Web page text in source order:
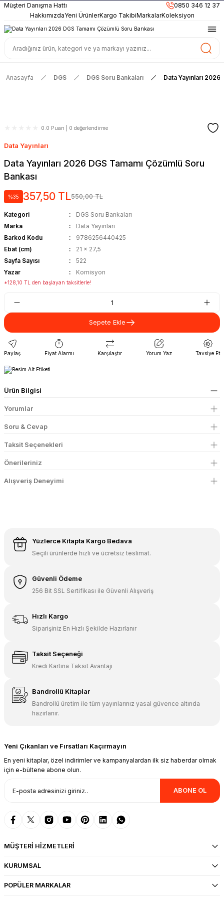
899TLve Üzeri Alışverişlerinizde
KARGO BEDAVA
Güncel ve Sınav Odaklı Kaynaklar
HakkımızdaYeni ÜrünlerKargo TakibiMarkalarKoleksiyon
Müşteri Danışma Hattı 0850 346 12 37
Anasayfa DGS DGS Soru Bankaları Data Yayınları 2026
0.0 Puan | 0 değerlendirme
Data Yayınları
Data Yayınları 2026 DGS Tamamı Çözümlü Soru
Bankası
%35 357,50 TL550,00 TL
Kategori
DGS Soru Bankaları
Marka
Data Yayınları
Barkod Kodu
9786256440425
Ebat (cm)
21 x 27,5
Sayfa Sayısı
522
Yazar
Komisyon
*128,10 TL den başlayan taksitlerle!
Sepete Ekle
Paylaş Fiyat Alarmı Karşılaştır Yorum Yaz Tavsiye Et
Ürün Bilgisi
Yorumlar
Soru & Cevap
Taksit Seçenekleri
Önerileriniz
Alışveriş Deneyimi
Yüzlerce Kitapta Kargo Bedava
Seçili ürünlerde hızlı ve ücretsiz teslimat.
Güvenli Ödeme
256 Bit SSL Sertifikası ile Güvenli Alışveriş
Hızlı Kargo
Siparişiniz En Hızlı Şekilde Hazırlanır
Taksit Seçeneği
Kredi Kartına Taksit Avantajı
Bandrollü Kitaplar
Bandrollü üretim ile tüm yayınlarınız yasal güvence altında
hazırlanır.
Yeni Çıkanları ve Fırsatları Kaçırmayın
En yeni kitaplar, özel indirimler ve kampanyalardan ilk siz haberdar olmak
için e-bültene abone olun.
ABONE OL
MÜŞTERİ HİZMETLERİ
KURUMSAL
POPÜLER MARKALAR